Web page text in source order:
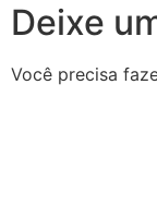
Deixe
Você precisa